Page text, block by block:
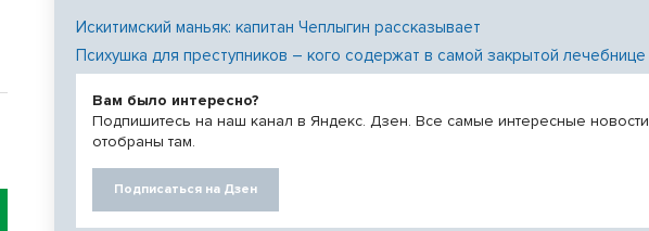
Искитимский маньяк: капитан Чеплыгин рассказывает
Психушка для преступников – кого содержат в самой закрытой
Вам было интересно?
Подпишитесь на наш канал в Яндекс. Дзен. Все самые интересные новости
отобраны там.
Подписаться на Дзен